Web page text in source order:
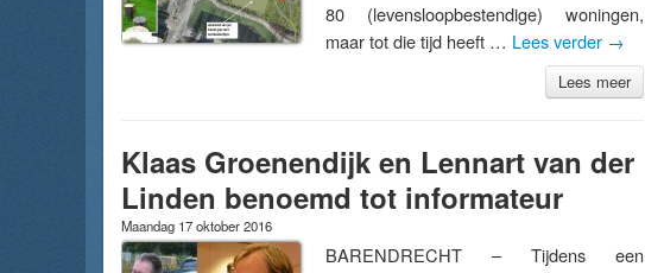
80 (levensloopbestendige) woningen,
maar tot die tijd heeft … Lees verder →
Lees meer
Klaas Groenendijk en Lennart van der
Linden benoemd tot informateur
Maandag 17 oktober 2016
BARENDRECHT – Tijdens een